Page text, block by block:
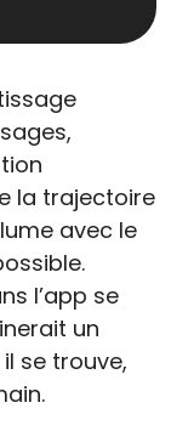
la trajectoire
avec le
l’app se
un
se trouve,